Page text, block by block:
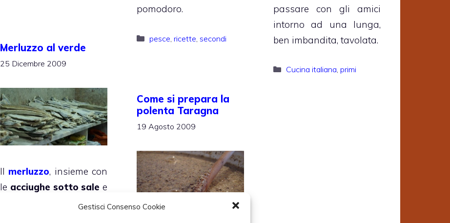
Gestisci Consenso Cookie
pomodoro.
Categorie
pesce ricette secondi
passare con gli amici
intorno ad una lunga,
ben imbandita, tavolata.
Categorie
Cucina italiana, primi
Merluzzo al verde
25 Dicembre 2009
Il merluzzo, insieme con
le acciughe sotto sale e
è tra i pochi
Come si prepara la
polenta Taragna
19 Agosto 2009